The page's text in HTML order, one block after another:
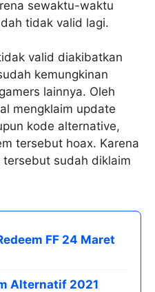
sewaktu-waktu
tidak valid lagi.
valid diakibatkan
kemungkinan
lainnya. Oleh
mengklaim update
kode alternative,
tersebut hoax. Karena
sudah diklaim
FF 24 Maret
Alternatif 2021